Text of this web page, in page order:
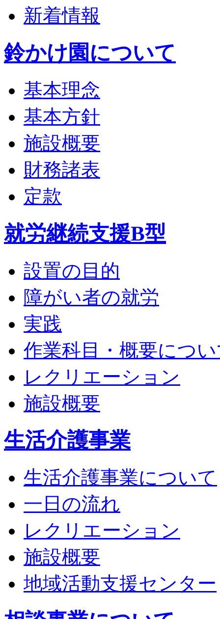
新着情報
鈴かけ園について
基本理念
基本方針
施設概要
財務諸表
定款
就労継続支援B型
設置の目的
障がい者の就労
実践
作業科目・概要につ
レクリエーション
施設概要
生活介護事業
生活介護事業について
一日の流れ
レクリエーション
施設概要
地域活動支援センター